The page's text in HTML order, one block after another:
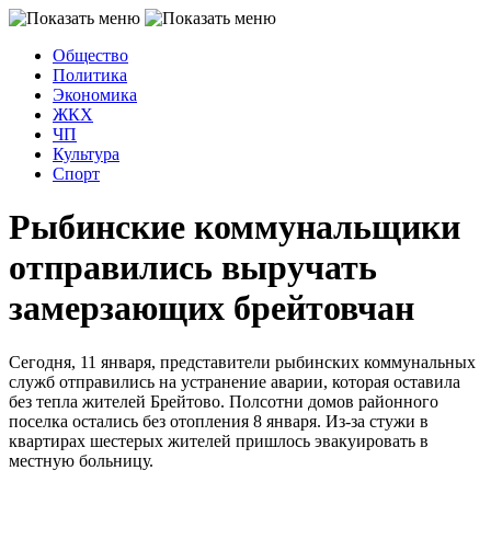
Общество
Политика
Экономика
ЖКХ
ЧП
Культура
Спорт
Рыбинские коммунальщики
отправились выручать
замерзающих брейтовчан
Сегодня, 11 января, представители рыбинских коммунальных
служб отправились на устранение аварии, которая оставила
без тепла жителей Брейтово. Полсотни домов районного
поселка остались без отопления 8 января. Из-за стужи в
квартирах шестерых жителей пришлось эвакуировать в
местную больницу.